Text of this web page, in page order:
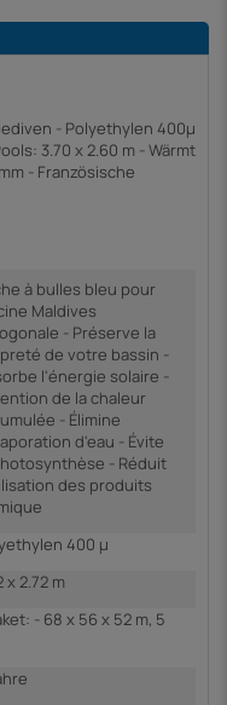
- Polyethylen 400µ
3.70 x 2.60 m - Wärmt
- Französische
à bulles bleu pour
Maldives
- Préserve la
de votre bassin -
l'énergie solaire -
de la chaleur
- Élimine
d'eau - Évite
- Réduit
des produits
400 µ
x 2.72 m
- 68 x 56 x 52 m, 5